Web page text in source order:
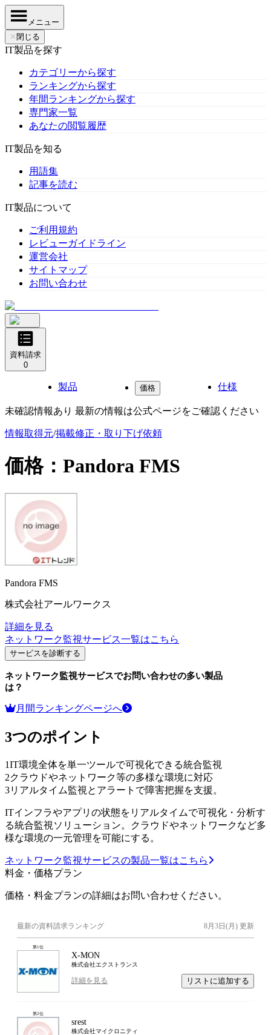
メニュー
✕ 閉じる
IT製品を探す
カテゴリーから探す
ランキングから探す
年間ランキングから探す
専門家一覧
あなたの閲覧履歴
IT製品を知る
用語集
記事を読む
IT製品について
ご利用規約
レビューガイドライン
運営会社
サイトマップ
お問い合わせ
資料請求
0
製品 価格 仕様
未確認情報あり 最新の情報は公式ページをご確認ください
情報取得元/掲載修正・取り下げ依頼
価格： Pandora FMS
Pandora FMS
株式会社アールワークス
詳細を見る
ネットワーク監視サービス一覧はこちら
サービスを診断する
ネットワーク監視サービスでお問い合わせの多い製品
は？
月間ランキングページへ
3つのポイント
1IT環境全体を単一ツールで可視化できる統合監視
2クラウドやネットワーク等の多様な環境に対応
3リアルタイム監視とアラートで障害把握を支援。
ITインフラやアプリの状態をリアルタイムで可視化・分析す
る統合監視ソリューション。クラウドやネットワークなど多
様な環境の一元管理を可能にする。
ネットワーク監視サービスの製品一覧はこちら
料金・価格プラン
価格・料金プランの詳細はお問い合わせください。
最新の資料請求ランキング 8月3日(月) 更新
第1位
X-MON
株式会社エクストランス
詳細を見る リストに追加する
第2位
srest
株式会社マイクロニティ